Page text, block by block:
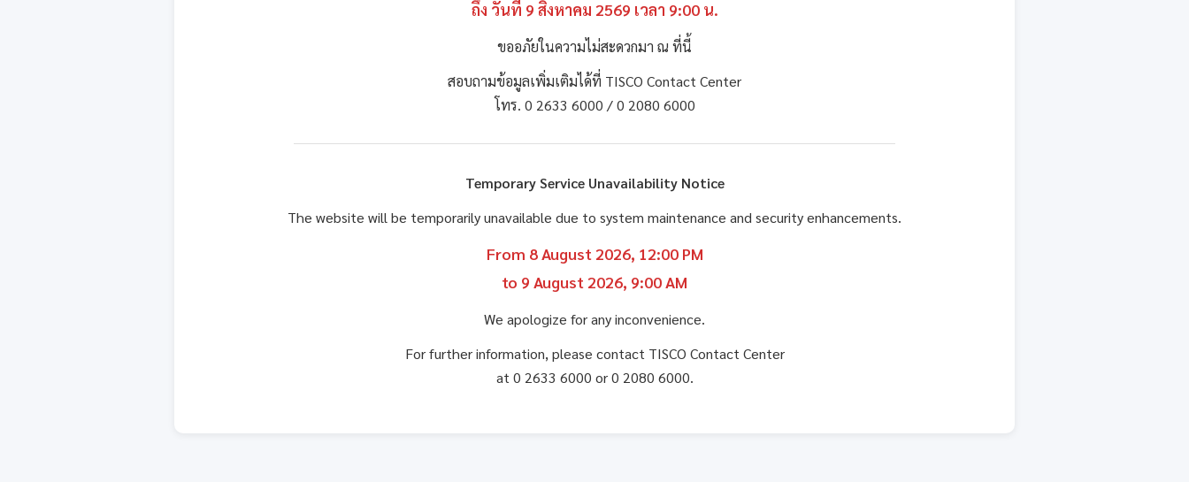
ถึง วันที่ 9 สิงหาคม 2569 เวลา 9:00 น.
ขออภัยในความไม่สะดวกมา ณ ที่นี้
สอบถามข้อมูลเพิ่มเติมได้ที่ TISCO Contact Center
โทร. 0 2633 6000 / 0 2080 6000
Temporary Service Unavailability Notice
The website will be temporarily unavailable due to system maintenance and security enhancements.
From 8 August 2026, 12:00 PM
to 9 August 2026, 9:00 AM
We apologize for any inconvenience.
For further information, please contact TISCO Contact Center
at 0 2633 6000 or 0 2080 6000.